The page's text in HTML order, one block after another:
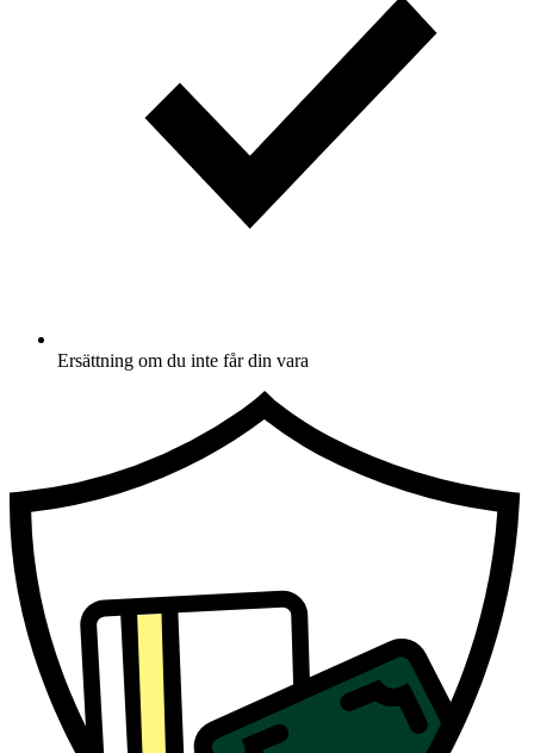
Ersättning om du inte får din vara